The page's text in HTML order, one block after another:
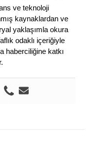
ve teknoloji
kaynaklardan ve
yaklaşımla okura
odaklı içeriğiyle
haberciliğine katkı